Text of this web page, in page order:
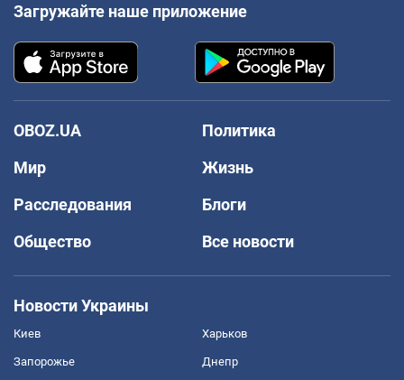
Загружайте наше приложение
OBOZ.UA
Политика
Мир
Жизнь
Расследования
Блоги
Общество
Все новости
Новости Украины
Киев Харьков
Запорожье Днепр